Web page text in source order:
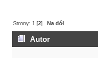
Strony: 1 [2]Na dół
Autor